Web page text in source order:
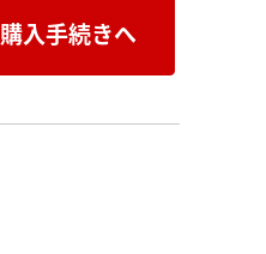
購入手続きへ